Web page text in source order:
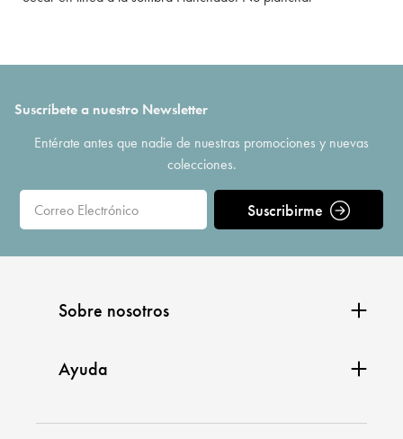
Suscríbete a nuestro Newsletter
Entérate antes que nadie de nuestras promociones y nuevas
colecciones.
Suscribirme
Sobre nosotros
Ayuda